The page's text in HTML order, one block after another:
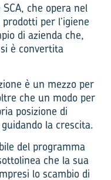
che opera nel
per l’igiene
di azienda che,
è convertita
è un mezzo per
che un modo per
posizione di
la crescita.
del programma
che la sua
lo scambio di